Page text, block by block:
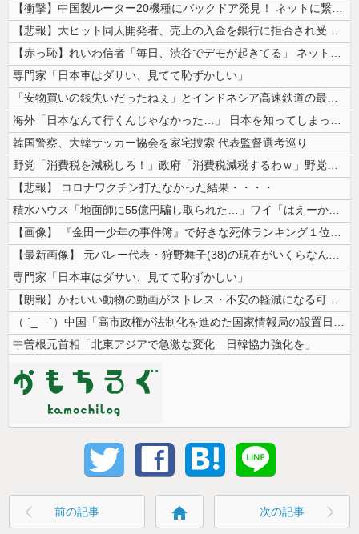
【衝撃】中国製ルーター20機種にバックドア発見！ ネットに繋ぐだけで3...
【悲報】大ヒット同人開発者、売上の入金を銀行に拒否され受け取れず、多額...
【赤っ恥】れいわ信者「毎日、渋谷でデモが起きてる」 ネット「参加者の少...
専門家「日本車はダサい、見てて恥ずかしい」
「安物買いの銭失いだったねぇ」とインドネシア高速鉄道の最終処分に日本側...
海外「日本なんて行くんじゃなかった…」 日本を知ってしまったディズニー...
韓国警察、大韓サッカー協会を家宅捜索 代表監督選考巡り
野党「消費税を減税しろ！」政府「消費税減税するわｗ」野党「消費税を減税...
【悲報】 コロナワクチン打たなかった結果・・・・
積水ハウス「地面師に55億円騙し取られた…」ワイ「はえーかわいそう…会...
【画像】 『金田一少年の事件簿』で好きな死体ランキング１位がこちら！
【最新画像】 元バレー代表・狩野舞子(38)の現在がいくらなんでも即ハ...
専門家「日本車はダサい、見てて恥ずかしい」
【朗報】かわいい動物の動画がストレス・不安の軽減になる可能性。英大学の...
（ ´_ゝ`）中国「高市政権が法制化を進めた国家情報局の設置日が7月3...
中曽根元首相「北東アジアで急激な変化 日韓協力強化を」
前の記事 home 次の記事